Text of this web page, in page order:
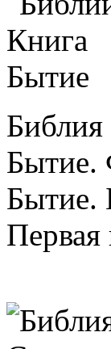
Бытие.
Бытие.